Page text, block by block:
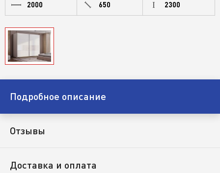
2000 650 2300
Подробное описание
Отзывы
Доставка и оплата